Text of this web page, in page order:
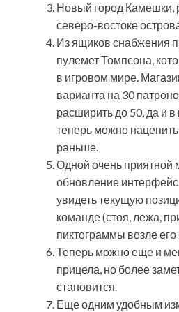
Новый город Камешки,
северо-востоке
Из ящиков снабжения
пулемет Томпсона,
в игровом мире.
варианта на 30
расширить до 50, да и
теперь можно
раньше.
Одной очень приятной
обновление
увидеть текущую
команде (стоя, лежа,
пиктограммы возле его
Теперь можно еще и
прицела, но более
становится.
Еще одним удобным